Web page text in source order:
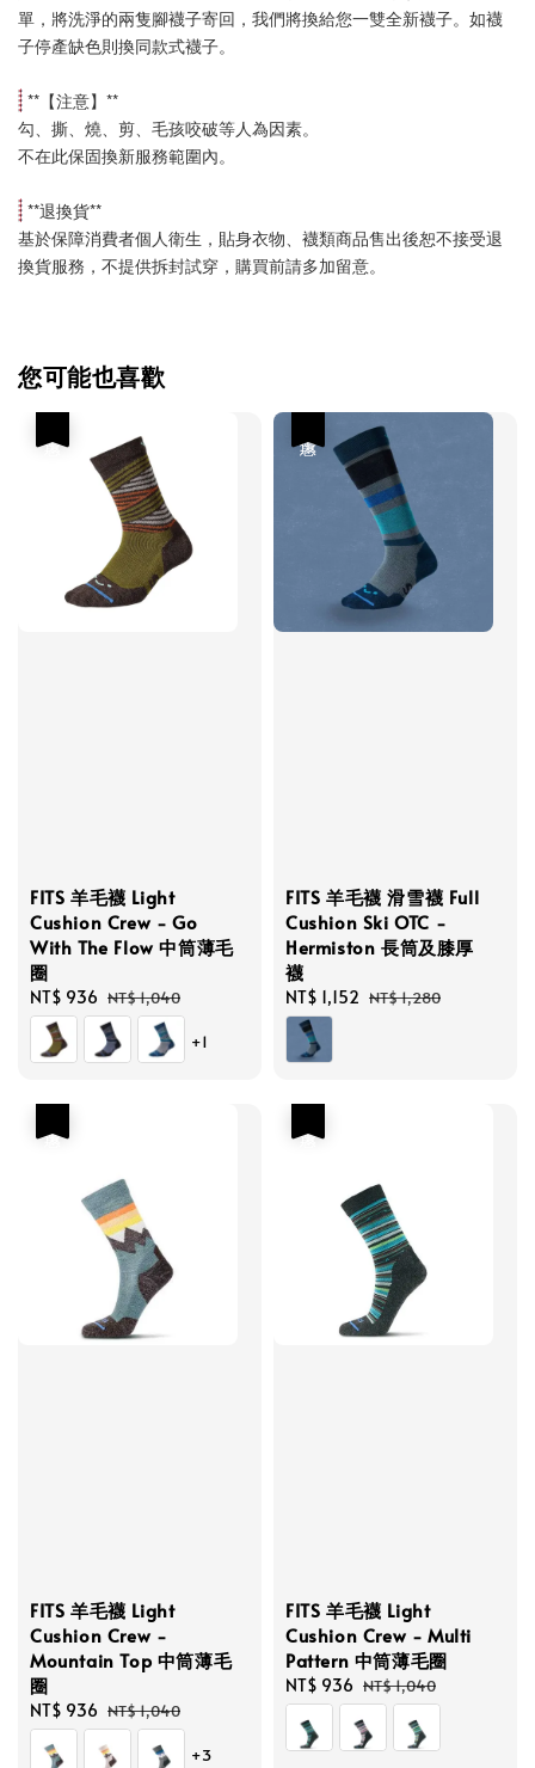
單，將洗淨的兩隻腳襪子寄回，我們將換給您一雙全新襪子。如襪
子停產缺色則換同款式襪子。
**【注意】**
勾、撕、燒、剪、毛孩咬破等人為因素。
不在此保固換新服務範圍內。
**退換貨**
基於保障消費者個人衛生，貼身衣物、襪類商品售出後恕不接受退
換貨服務，不提供拆封試穿，購買前請多加留意。
您可能也喜歡
FITS 羊毛襪 Light
Cushion Crew - Go
With The Flow 中筒薄毛
圈
Sale
price
NT$ 936 Regular
price
NT$ 1,040
+1
FITS 羊毛襪 滑雪襪 Full
Cushion Ski OTC -
Hermiston 長筒及膝厚
襪
Sale
price
NT$ 1,152 Regular
NT$ 1,280
FITS 羊毛襪 Light
Cushion Crew -
Mountain Top 中筒薄毛
圈
Sale
price
NT$ 936 Regular
price
NT$ 1,040
+3
FITS 羊毛襪 Light
Cushion Crew - Multi
Pattern 中筒薄毛圈
Sale
price
NT$ 936 Regular
price
NT$ 1,040